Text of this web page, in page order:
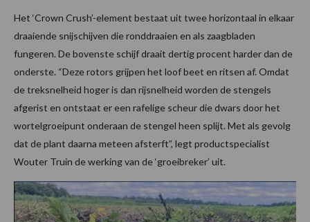
Het ‘Crown Crush’-element bestaat uit twee horizontaal in elkaar
draaiende snijschijven die ronddraaien en als zaagbladen
fungeren. De bovenste schijf draait dertig procent harder dan de
onderste. “Deze rotors grijpen het loof beet en ritsen af. Omdat
de treksnelheid hoger is dan rijsnelheid worden de stengels
afgerist en ontstaat er een rafelige scheur die dwars door het
wortelgroeipunt onderaan de stengel heen splijt. Met als gevolg
dat de plant daarna meteen afsterft”, legt productspecialist
Wouter Truin de werking van de ‘groeibreker’ uit.